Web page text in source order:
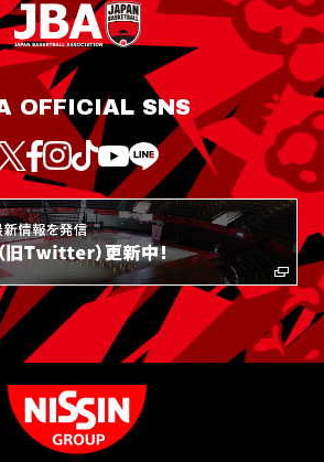
OFFICIAL SNS